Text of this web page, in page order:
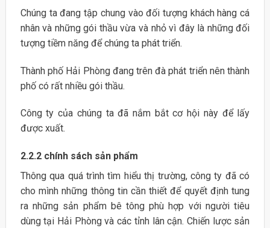
Chúng ta đang tập chung vào đối tượng khách hàng cá
nhân và những gói thầu vừa và nhỏ vì đây là những đối
tượng tiềm năng để chúng ta phát triển.
Thành phố Hải Phòng đang trên đà phát triển nên thành
phố có rất nhiều gói thầu.
Công ty của chúng ta đã nắm bắt cơ hội này để lấy
được xuất.
2.2.2 chính sách sản phẩm
Thông qua quá trình tìm hiểu thị trường, công ty đã có
cho mình những thông tin cần thiết để quyết định tung
ra những sản phẩm bê tông phù hợp với người tiêu
dùng tại Hải Phòng và các tỉnh lân cận. Chiến lược sản